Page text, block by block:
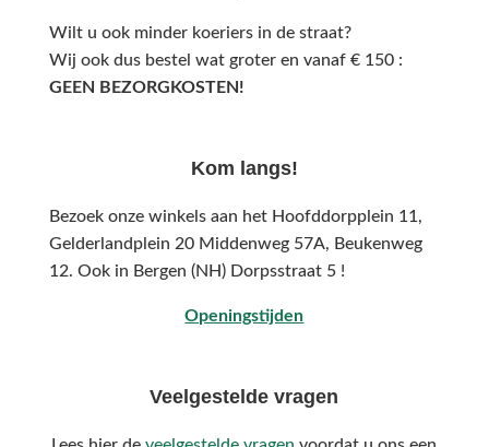
Wilt u ook minder koeriers in de straat?
Wij ook dus bestel wat groter en vanaf € 150 :
GEEN BEZORGKOSTEN!
Kom langs!
Bezoek onze winkels aan het Hoofddorpplein 11,
Gelderlandplein 20 Middenweg 57A, Beukenweg
12. Ook in Bergen (NH) Dorpsstraat 5 !
Openingstijden
Veelgestelde vragen